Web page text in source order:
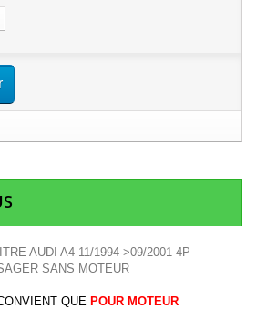
AUDI A4 11/1994->09/2001 4P
SANS MOTEUR
QUE POUR MOTEUR